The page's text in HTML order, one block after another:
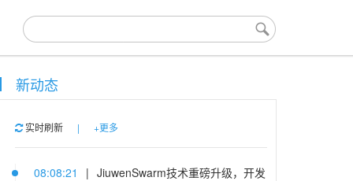
新动态
实时刷新 | +更多
08:08:21 | JiuwenSwarm技术重磅升级，开发